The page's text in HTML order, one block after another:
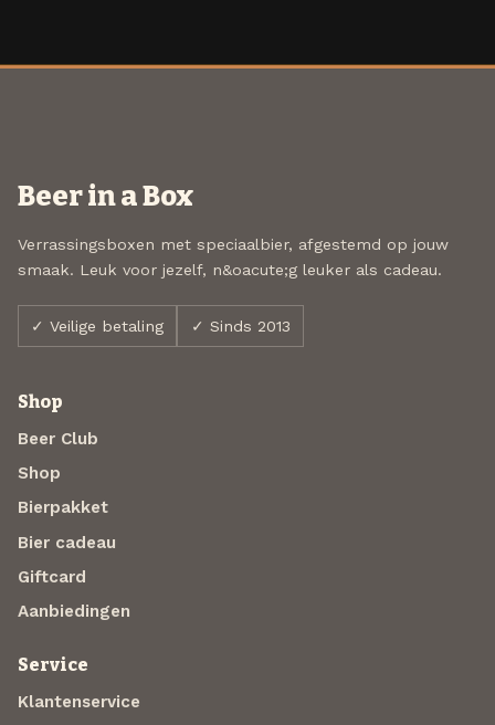
Beer in a Box
Verrassingsboxen met speciaalbier, afgestemd op jouw
smaak. Leuk voor jezelf, n&oacute;g leuker als cadeau.
✓ Veilige betaling ✓ Sinds 2013
Shop
Beer Club
Shop
Bierpakket
Bier cadeau
Giftcard
Aanbiedingen
Service
Klantenservice